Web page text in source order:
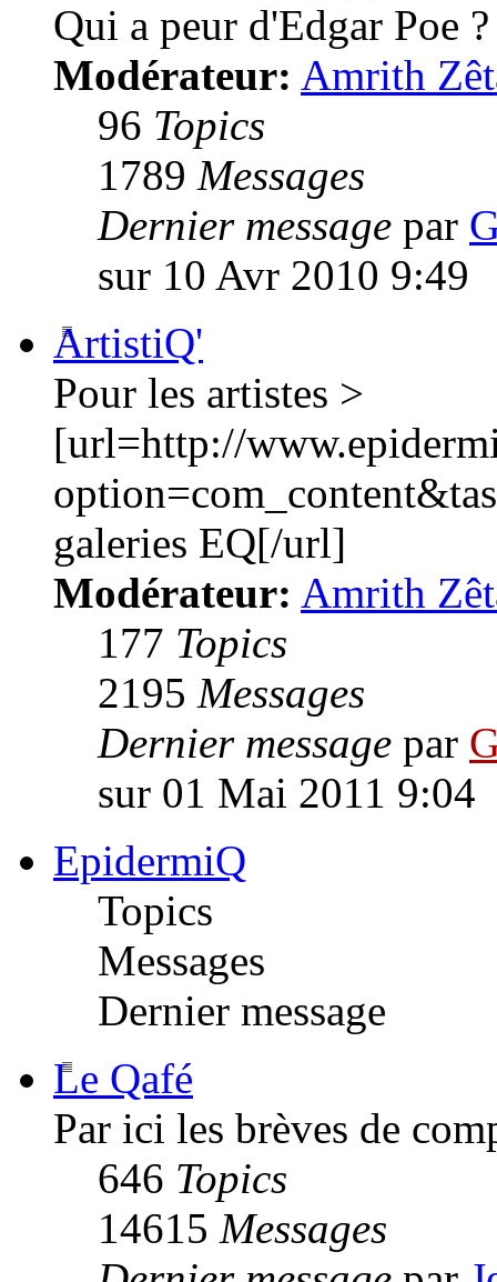
Qui a peur d'Edgar Poe ?
Modérateur: Amrith
96 Topics
1789 Messages
Dernier message par
sur 10 Avr 2010 9:49
ArtistiQ'
Pour les artistes >
[url=http://
galeries EQ[/url]
Modérateur: Amrith
177 Topics
2195 Messages
Dernier message par
sur 01 Mai 2011 9:04
EpidermiQ
Topics
Messages
Dernier message
Le Qafé
Par ici les brèves de
646 Topics
14615 Messages